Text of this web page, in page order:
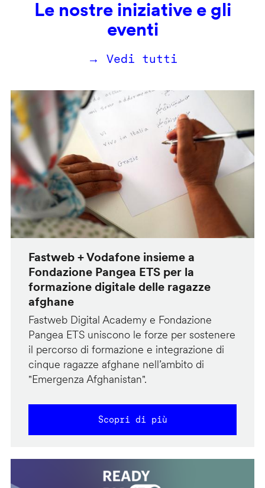
Le nostre iniziative e gli
eventi
→ Vedi tutti
Fastweb + Vodafone insieme a
Fondazione Pangea ETS per la
formazione digitale delle ragazze
afghane
Fastweb Digital Academy e Fondazione
Pangea ETS uniscono le forze per sostenere
il percorso di formazione e integrazione di
cinque ragazze afghane nell’ambito di
"Emergenza Afghanistan".
Scopri di più